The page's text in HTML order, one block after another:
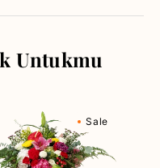
Untukmu
Sale